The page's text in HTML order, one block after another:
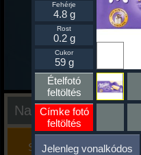
Nap kiértékelése
Kalória
Szimulátor
Fehérje
4.8 g
Rost
0.2 g
Cukor
59 g
Ételfotó
feltöltés
Címke fotó
feltöltés
Jelenleg vonalkódos